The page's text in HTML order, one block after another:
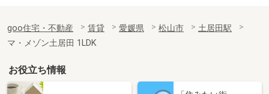
goo住宅・不動産 賃貸 愛媛県 松山市
土居田駅
マ・メゾン土居田 1LDK
お役立ち情報